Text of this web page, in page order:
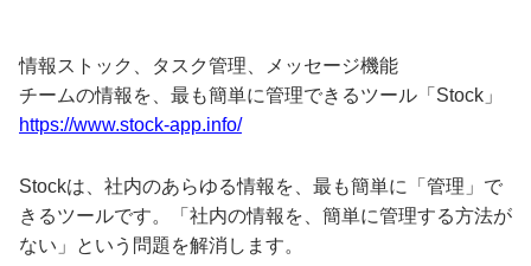
情報ストック、タスク管理、メッセージ機能
チームの情報を、最も簡単に管理できるツール「Stock」
https://www.stock-app.info/
Stockは、社内のあらゆる情報を、最も簡単に「管理」で
きるツールです。「社内の情報を、簡単に管理する方法が
ない」という問題を解消します。